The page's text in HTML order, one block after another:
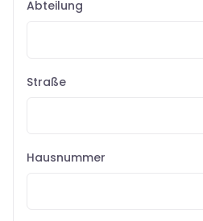
Abteilung
Straße
Hausnummer